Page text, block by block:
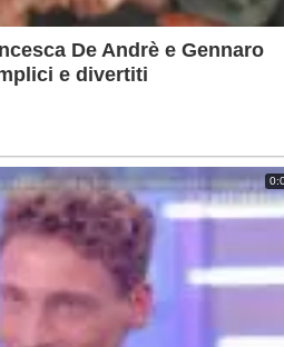
De Andrè e Gennaro
e divertiti